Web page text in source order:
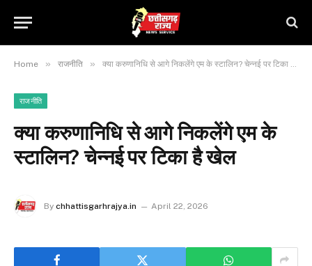
Home » राजनीति » क्या करुणानिधि से आगे निकलेंगे एम के स्टालिन? चेन्नई पर टिका है खेल
राजनीति
क्या करुणानिधि से आगे निकलेंगे एम के
स्टालिन? चेन्नई पर टिका है खेल
By chhattisgarhrajya.in April 22, 2026